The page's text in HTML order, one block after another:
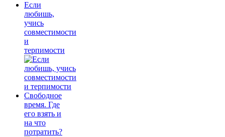
Если
любишь,
учись
совместимости
и
терпимости
Свободное
время. Где
его взять и
на что
потратить?